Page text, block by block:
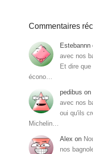
Commentaires
Estebannn
avec nos
Et dire
écono…
pedibus on
avec nos
oui qu'ils
Michelin…
Alex on
nos